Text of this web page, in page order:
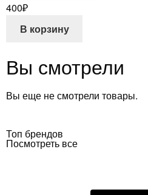
400₽
В корзину
Вы смотрели
Вы еще не смотрели товары.
Топ брендов
Посмотреть все